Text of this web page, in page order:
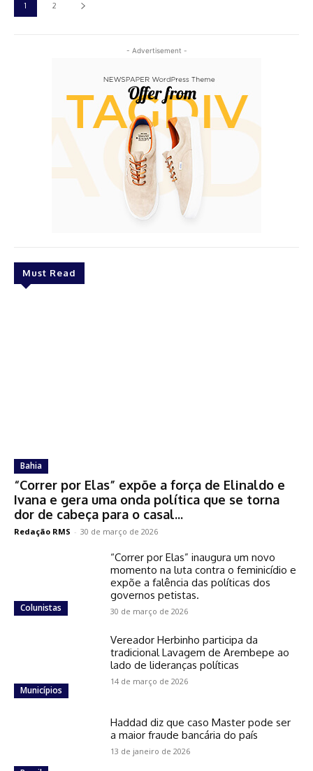
- Advertisement -
Must Read
Bahia
“Correr por Elas” expõe a força de Elinaldo e
Ivana e gera uma onda política que se torna
dor de cabeça para o casal...
Redação RMS - 30 de março de 2026
Colunistas
“Correr por Elas” inaugura um novo
momento na luta contra o feminicídio e
expõe a falência das políticas dos
governos petistas.
30 de março de 2026
Municípios
Vereador Herbinho participa da
tradicional Lavagem de Arembepe ao
lado de lideranças políticas
14 de março de 2026
Haddad diz que caso Master pode ser
a maior fraude bancária do país
13 de janeiro de 2026
1 2